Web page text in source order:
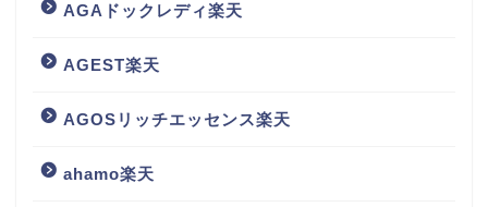
AGAドックレディ楽天
AGEST楽天
AGOSリッチエッセンス楽天
ahamo楽天